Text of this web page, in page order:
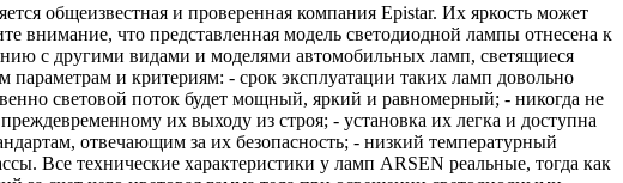
общеизвестная и проверенная компания Epistar. Их яркость может
внимание, что представленная модель светодиодной лампы отнесена к
с другими видами и моделями автомобильных ламп, светящиеся
и критериям: - срок эксплуатации таких ламп довольно
световой поток будет мощный, яркий и равномерный; - никогда не
их выходу из строя; - установка их легка и доступна
отвечающим за их безопасность; - низкий температурный
Все технические характеристики у ламп ARSEN реальные, тогда как